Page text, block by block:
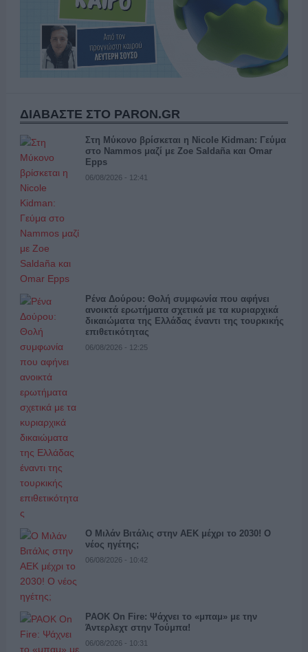
ΔΙΑΒΑΣΤΕ ΣΤΟ PARON.GR
Στη Μύκονο βρίσκεται η Nicole Kidman: Γεύμα
στο Nammos μαζί με Zoe Saldaña και Omar
Epps
06/08/2026 - 12:41
Ρένα Δούρου: Θολή συμφωνία που αφήνει
ανοικτά ερωτήματα σχετικά με τα κυριαρχικά
δικαιώματα της Ελλάδας έναντι της τουρκικής
επιθετικότητας
06/08/2026 - 12:25
Ο Μιλάν Βιτάλις στην ΑΕΚ μέχρι το 2030! Ο
νέος ηγέτης;
06/08/2026 - 10:42
PAOK On Fire: Ψάχνει το «μπαμ» με την
Άντερλεχτ στην Τούμπα!
06/08/2026 - 10:31